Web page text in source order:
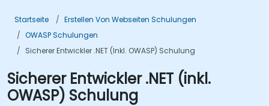
Startseite
Erstellen Von Webseiten Schulungen
OWASP Schulungen
Sicherer Entwickler .NET (inkl. OWASP) Schulung
Sicherer Entwickler .NET (inkl.
OWASP) Schulung